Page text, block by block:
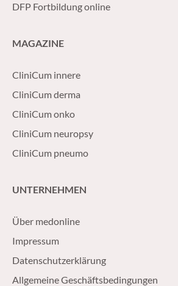
DFP Fortbildung online
MAGAZINE
CliniCum innere
CliniCum derma
CliniCum onko
CliniCum neuropsy
CliniCum pneumo
UNTERNEHMEN
Über medonline
Impressum
Datenschutzerklärung
Allgemeine Geschäftsbedingungen